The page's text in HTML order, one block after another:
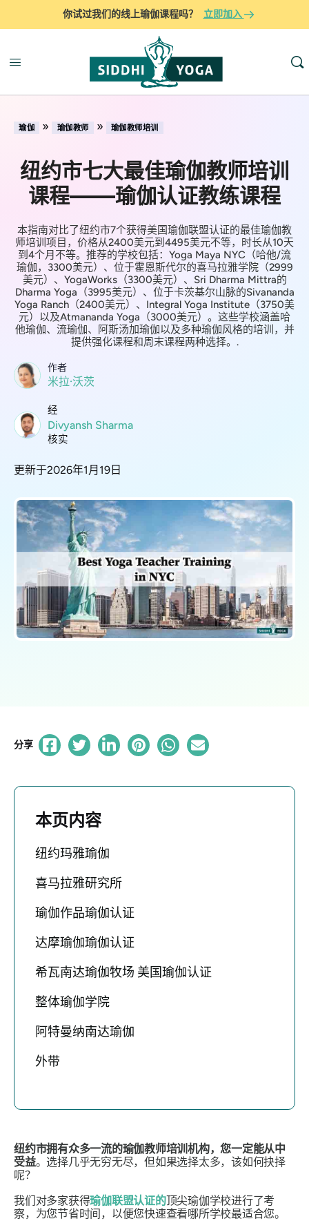
你试过我们的线上瑜伽课程吗？ 立即加入
瑜伽 » 瑜伽教师 » 瑜伽教师培训
纽约市七大最佳瑜伽教师培训
课程——瑜伽认证教练课程
本指南对比了纽约市7个获得美国瑜伽联盟认证的最佳瑜伽教
师培训项目，价格从2400美元到4495美元不等，时长从10天
到4个月不等。推荐的学校包括：Yoga Maya NYC（哈他/流
瑜伽，3300美元）、位于霍恩斯代尔的喜马拉雅学院（2999
美元）、YogaWorks（3300美元）、Sri Dharma Mittra的
Dharma Yoga（3995美元）、位于卡茨基尔山脉的Sivananda
Yoga Ranch（2400美元）、Integral Yoga Institute（3750美
元）以及Atmananda Yoga（3000美元）。这些学校涵盖哈
他瑜伽、流瑜伽、阿斯汤加瑜伽以及多种瑜伽风格的培训，并
提供强化课程和周末课程两种选择。.
作者
米拉·沃茨
经
Divyansh Sharma
核实
更新于2026年1月19日
分享
本页内容
纽约玛雅瑜伽
喜马拉雅研究所
瑜伽作品瑜伽认证
达摩瑜伽瑜伽认证
希瓦南达瑜伽牧场 美国瑜伽认证
整体瑜伽学院
阿特曼纳南达瑜伽
外带
纽约市拥有众多一流的瑜伽教师培训机构，您一定能从中
受益。选择几乎无穷无尽，但如果选择太多，该如何抉择
呢？
我们对多家获得瑜伽联盟认证的顶尖瑜伽学校进行了考
察，为您节省时间，以便您快速查看哪所学校最适合您。